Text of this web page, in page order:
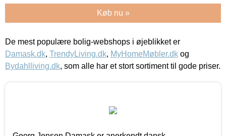
Køb nu »
De mest populære bolig-webshops i øjeblikket er
Damask.dk, TrendyLiving.dk, MyHomeMøbler.dk og
Bydahlliving.dk, som alle har et stort sortiment til gode priser.